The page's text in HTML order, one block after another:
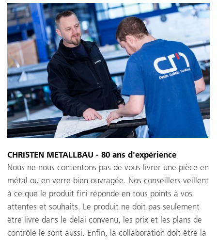
CHRISTEN METALLBAU - 80 ans d'expérience
Nous ne nous contentons pas de vous livrer une pièce en
métal ou en verre bien ouvragée. Nos conseillers veillent
à ce que le produit fini réponde en tous points à vos
attentes et souhaits. Le produit ne doit pas seulement
être livré dans le délai convenu, les prix et les plans de
contrôle le sont aussi. Enfin, la collaboration doit être la